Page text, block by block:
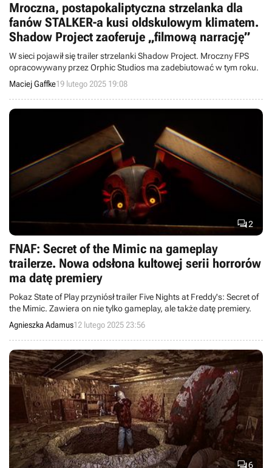
Mroczna, postapokaliptyczna strzelanka dla
fanów STALKER-a kusi oldskulowym klimatem.
Shadow Project zaoferuje „filmową narrację”
W sieci pojawił się trailer strzelanki Shadow Project. Mroczny FPS
opracowywany przez Orphic Studios ma zadebiutować w tym roku.
Maciej Gaffke19 lutego 2025 19:08
2
FNAF: Secret of the Mimic na gameplay
trailerze. Nowa odsłona kultowej serii horrorów
ma datę premiery
Pokaz State of Play przyniósł trailer Five Nights at Freddy's: Secret of
the Mimic. Zawiera on nie tylko gameplay, ale także datę premiery.
Agnieszka Adamus12 lutego 2025 23:56
6